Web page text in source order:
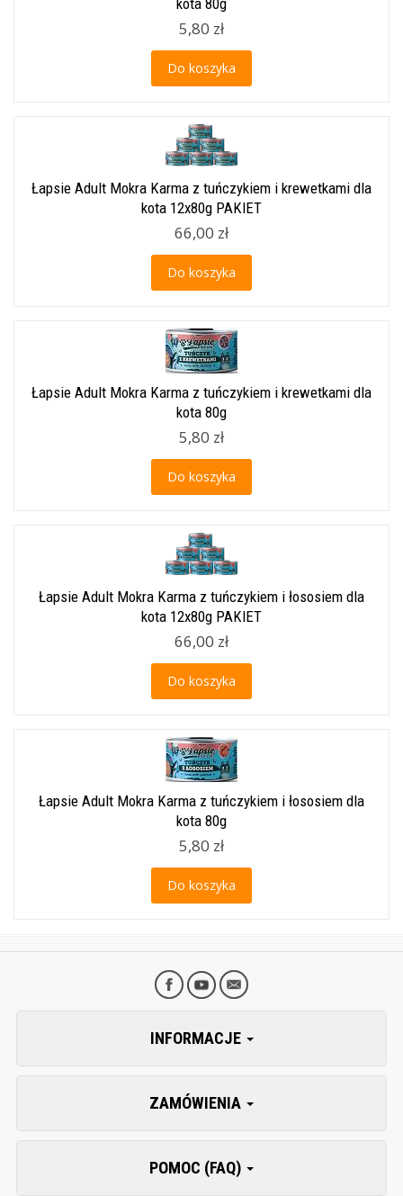
kota 80g
5,80 zł
Do koszyka
Łapsie Adult Mokra Karma z tuńczykiem i krewetkami dla
kota 12x80g PAKIET
66,00 zł
Do koszyka
Łapsie Adult Mokra Karma z tuńczykiem i krewetkami dla
kota 80g
5,80 zł
Do koszyka
Łapsie Adult Mokra Karma z tuńczykiem i łososiem dla
kota 12x80g PAKIET
66,00 zł
Do koszyka
Łapsie Adult Mokra Karma z tuńczykiem i łososiem dla
kota 80g
5,80 zł
Do koszyka
INFORMACJE
ZAMÓWIENIA
POMOC (FAQ)